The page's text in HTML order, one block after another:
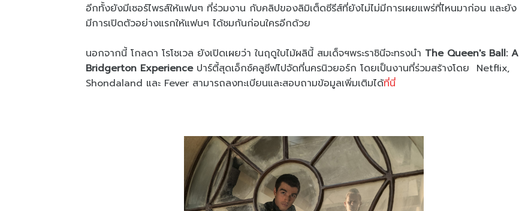
อีกทั้งยังมีเซอร์ไพรส์ให้แฟนๆ ที่ร่วมงาน กับคลิปของลิมิเต็ดซีรีส์ที่ยังไม่ไม่มีการเผยแพร่ที่ไหนมาก่อน และยัง
มีการเปิดตัวอย่างแรกให้แฟนๆ ได้ชมกันก่อนใครอีกด้วย
นอกจากนี้ โกลดา โรโชเวล ยังเปิดเผยว่า ในฤดูใบไม้ผลินี้ สมเด็จฯพระราชินีจะทรงนำ The Queen's Ball: A
Bridgerton Experience ปาร์ตี้สุดเอ็กซ์คลูซีฟไปจัดที่นครนิวยอร์ก โดยเป็นงานที่ร่วมสร้างโดย Netflix,
Shondaland และ Fever สามารถลงทะเบียนและสอบถามข้อมูลเพิ่มเติมได้ที่นี่